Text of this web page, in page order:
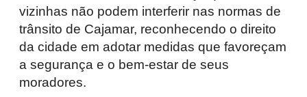
vizinhas não podem interferir nas normas de
trânsito de Cajamar, reconhecendo o direito
da cidade em adotar medidas que favoreçam
a segurança e o bem-estar de seus
moradores.